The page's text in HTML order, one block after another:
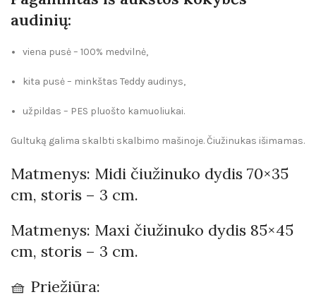
audinių:
viena pusė – 100% medvilnė,
kita pusė – minkštas Teddy audinys,
užpildas – PES pluošto kamuoliukai.
Gultuką galima skalbti skalbimo mašinoje. Čiužinukas išimamas.
Matmenys: Midi čiužinuko dydis 70×35
cm, storis – 3 cm.
Matmenys: Maxi čiužinuko dydis 85×45
cm, storis – 3 cm.
🧺 Priežiūra: